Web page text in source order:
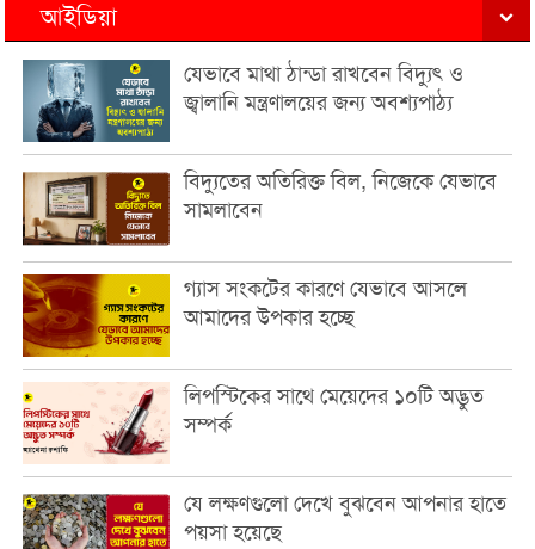
আইডিয়া
যেভাবে মাথা ঠান্ডা রাখবেন বিদ্যুৎ ও
জ্বালানি মন্ত্রণালয়ের জন্য অবশ্যপাঠ্য
বিদ্যুতের অতিরিক্ত বিল, নিজেকে যেভাবে
সামলাবেন
গ্যাস সংকটের কারণে যেভাবে আসলে
আমাদের উপকার হচ্ছে
লিপস্টিকের সাথে মেয়েদের ১০টি অদ্ভুত
সম্পর্ক
যে লক্ষণগুলো দেখে বুঝবেন আপনার হাতে
পয়সা হয়েছে